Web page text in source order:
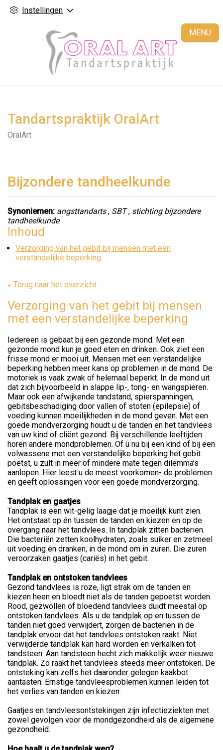
Instellingen
MENU
Tandartspraktijk OralArt
OralArt
Bijzondere tandheelkunde
Synoniemen: angsttandarts, SBT, stichting bijzondere
tandheelkunde
Inhoud
Verzorging van het gebit bij mensen met een
verstandelijke beperking
« Terug naar het overzicht
Verzorging van het gebit bij mensen
met een verstandelijke beperking
Iedereen is gebaat bij een gezonde mond. Met een
gezonde mond kun je goed eten en drinken. Ook ziet een
frisse mond er mooi uit. Mensen met een verstandelijke
beperking hebben meer kans op problemen in de mond. De
motoriek is vaak zwak of helemaal beperkt. In de mond uit
dat zich bijvoorbeeld in slappe lip-, tong- en wangspieren.
Maar ook een afwijkende tandstand, spierspanningen,
gebitsbeschadiging door vallen of stoten (epilepsie) of
voeding kunnen moeilijkheden in de mond geven. Met een
goede mondverzorging houdt u de tanden en het tandvlees
van uw kind of cliënt gezond. Bij verschillende leeftijden
horen andere mondproblemen. Of u nu bij een kind of bij een
volwassene met een verstandelijke beperking het gebit
poetst, u zult in meer of mindere mate tegen dilemma’s
aanlopen. Hier leest u de meest voorkomen- de problemen
en geeft oplossingen voor een goede mondverzorging.
Tandplak en gaatjes
Tandplak is een wit-gelig laagje dat je moeilijk kunt zien.
Het ontstaat op én tussen de tanden en kiezen en op de
overgang naar het tandvlees. In tandplak zitten bacteriën.
Die bacteriën zetten koolhydraten, zoals suiker en zetmeel
uit voeding en dranken, in de mond om in zuren. Die zuren
veroorzaken gaatjes (cariës) in het gebit.
Tandplak en ontstoken tandvlees
Gezond tandvlees is roze, ligt strak om de tanden en
kiezen heen en bloedt niet als de tanden gepoetst worden.
Rood, gezwollen of bloedend tandvlees duidt meestal op
ontstoken tandvlees. Als u de tandplak op en tussen de
tanden niet goed verwijdert, zorgen de bacteriën in de
tandplak ervoor dat het tandvlees ontstoken raakt. Niet
verwijderde tandplak kan hard worden en verkalken tot
tandsteen. Aan tandsteen hecht zich makkelijk weer nieuwe
tandplak. Zo raakt het tandvlees steeds meer ontstoken. De
ontsteking kan zelfs het daaronder gelegen kaakbot
aantasten. Ernstige tandvleesproblemen kunnen leiden tot
het verlies van tanden en kiezen.
Gaatjes en tandvleesontstekingen zijn infectieziekten met
zowel gevolgen voor de mondgezondheid als de algemene
gezondheid.